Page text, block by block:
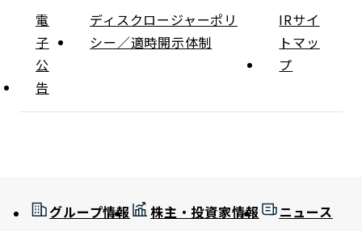
電
子
公
告
ディスクロージャーポリ
シー／適時開示体制
IRサイ
トマッ
プ
グループ情報 株主・投資家情報 ニュース